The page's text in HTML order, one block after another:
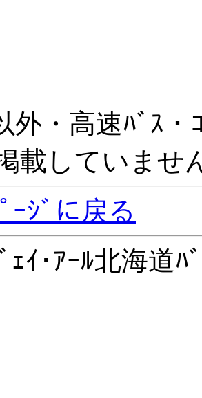
外・高速ﾊﾞｽ・
載していませ
ｰｼﾞに戻る
ｪｲ･ｱｰﾙ北海道